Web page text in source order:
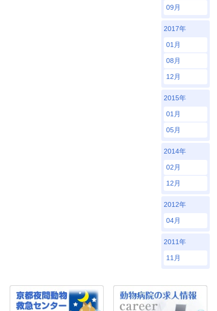
09月
2017年
01月
08月
12月
2015年
01月
05月
2014年
02月
12月
2012年
04月
2011年
11月